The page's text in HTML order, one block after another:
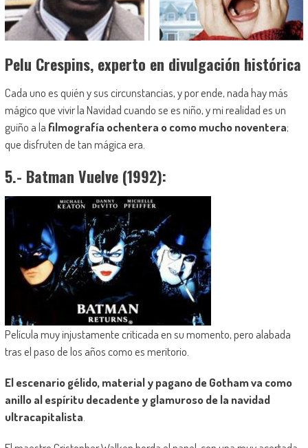
Pelu Crespins, experto en divulgación histórica
Cada uno es quién y sus circunstancias,ypor ende, nada hay más
mágico que vivir la Navidad cuando se es niño, y mi realidad es un
guiño a la filmografía ochentera o como mucho noventera;
que disfruten de tan mágica era.
5.- Batman Vuelve (1992):
Película muy injustamente criticada en su momento, pero alabada
tras el paso de los años como es meritorio.
El escenario gélido, material y pagano de Gothamva como
anillo al espíritu decadente y glamuroso de la navidad
ultracapitalista.